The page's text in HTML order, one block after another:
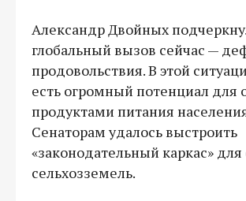
Александр Двойных
глобальный вызов сейчас —
продовольствия. В этой
есть огромный потенциал для
продуктами питания
Сенаторам удалось выстроить
«законодательный каркас»
сельхозземель.